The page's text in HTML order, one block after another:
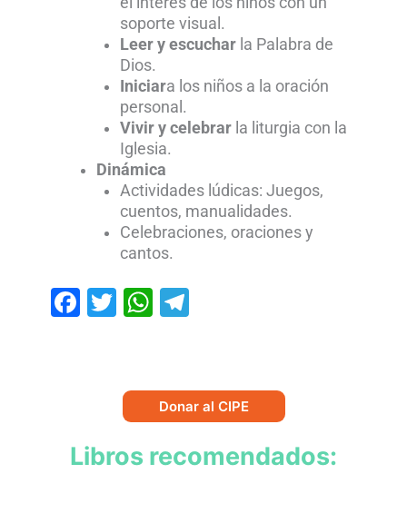
soporte visual.
Leer y escuchar la Palabra de
Dios.
Iniciara los niños a la oración
personal.
Vivir y celebrar la liturgia con la
Iglesia.
Dinámica
Actividades lúdicas: Juegos,
cuentos, manualidades.
Celebraciones, oraciones y
cantos.
Facebook
TwitterWhatsApp
Donar al CIPE
Libros recomendados: